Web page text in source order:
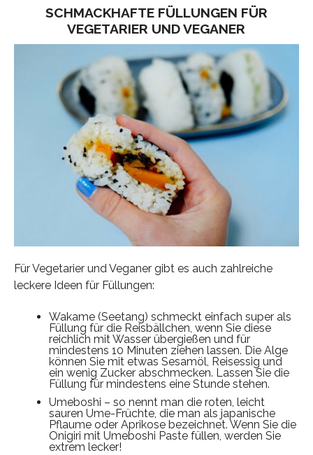
SCHMACKHAFTE FÜLLUNGEN FÜR
VEGETARIER UND VEGANER
Für Vegetarier und Veganer gibt es auch zahlreiche
leckere Ideen für Füllungen:
Wakame (Seetang) schmeckt einfach super als
Füllung für die Reisbällchen, wenn Sie diese
reichlich mit Wasser übergießen und für
mindestens 10 Minuten ziehen lassen. Die Alge
können Sie mit etwas Sesamöl, Reisessig und
ein wenig Zucker abschmecken. Lassen Sie die
Füllung für mindestens eine Stunde stehen.
Umeboshi – so nennt man die roten, leicht
sauren Ume-Früchte, die man als japanische
Pflaume oder Aprikose bezeichnet. Wenn Sie die
Onigiri mit Umeboshi Paste füllen, werden Sie
extrem lecker!